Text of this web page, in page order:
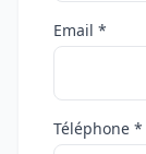
Email *
Téléphone *